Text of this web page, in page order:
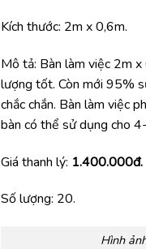
Kích thước: 2m x 0,6m.
Mô tả: Bàn làm việc 2m
lượng tốt. Còn mới 95%
chắc chắn. Bàn làm việc
bàn có thể sử dụng cho
Giá thanh lý: 1.400.000đ.
Số lượng: 20.
Hình